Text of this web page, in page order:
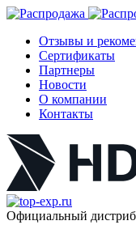
Отзывы и
Сертификаты
Партнеры
Новости
О компании
Контакты
Официальный